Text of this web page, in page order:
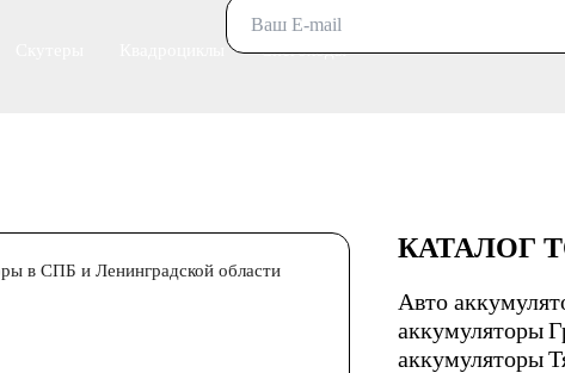
Снегоходы
16
в СПБ и Ленинградской области
КАТАЛОГ
Авто
аккумуляторы
аккумуляторы